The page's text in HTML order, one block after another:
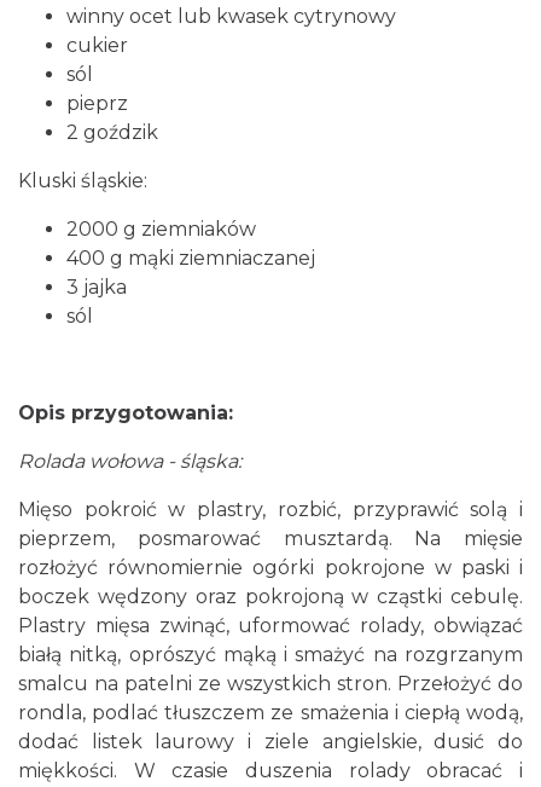
winny ocet lub kwasek cytrynowy
cukier
sól
pieprz
2 goździk
Kluski śląskie:
2000 g ziemniaków
400 g mąki ziemniaczanej
3 jajka
sól
Opis przygotowania:
Rolada wołowa - śląska:
Mięso pokroić w plastry, rozbić, przyprawić solą i
pieprzem, posmarować musztardą. Na mięsie
rozłożyć równomiernie ogórki pokrojone w paski i
boczek wędzony oraz pokrojoną w cząstki cebulę.
Plastry mięsa zwinąć, uformować rolady, obwiązać
białą nitką, oprószyć mąką i smażyć na rozgrzanym
smalcu na patelni ze wszystkich stron. Przełożyć do
rondla, podlać tłuszczem ze smażenia i ciepłą wodą,
dodać listek laurowy i ziele angielskie, dusić do
miękkości. W czasie duszenia rolady obracać i